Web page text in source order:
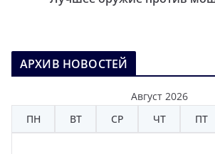
АРХИВ НОВОСТЕЙ
Август 2026
ПН
ВТ СР ЧТ ПТ